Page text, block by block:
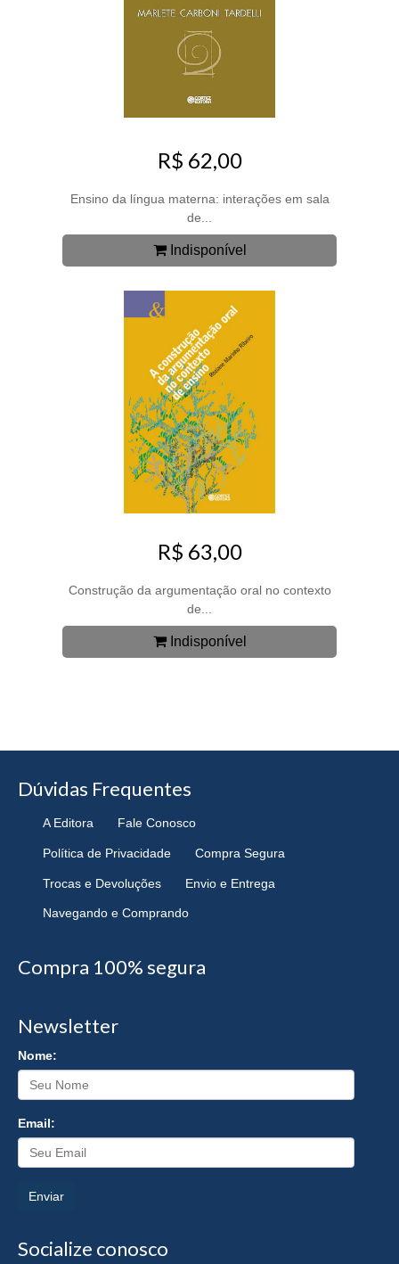
R$ 62,00
Ensino da língua materna: interações em sala
de...
Indisponível
R$ 63,00
Construção da argumentação oral no contexto
de...
Indisponível
Dúvidas Frequentes
A Editora Fale Conosco
Política de Privacidade Compra Segura
Trocas e Devoluções Envio e Entrega
Navegando e Comprando
Compra 100% segura
Newsletter
Nome:
Email:
Enviar
Socialize conosco